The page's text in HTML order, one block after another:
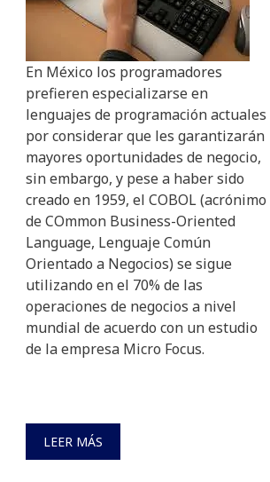
En México los programadores
prefieren especializarse en
lenguajes de programación actuales
por considerar que les garantizarán
mayores oportunidades de negocio,
sin embargo, y pese a haber sido
creado en 1959, el COBOL (acrónimo
de COmmon Business-Oriented
Language, Lenguaje Común
Orientado a Negocios) se sigue
utilizando en el 70% de las
operaciones de negocios a nivel
mundial de acuerdo con un estudio
de la empresa Micro Focus.
LEER MÁS